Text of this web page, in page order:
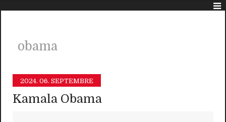
obama
2024. 06. SEPTEMBRE
Kamala Obama